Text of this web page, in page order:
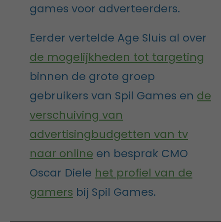
games voor adverteerders.
Eerder vertelde Age Sluis al over
de mogelijkheden tot targeting
binnen de grote groep
gebruikers van Spil Games en de
verschuiving van
advertisingbudgetten van tv
naar online en besprak CMO
Oscar Diele het profiel van de
gamers bij Spil Games.